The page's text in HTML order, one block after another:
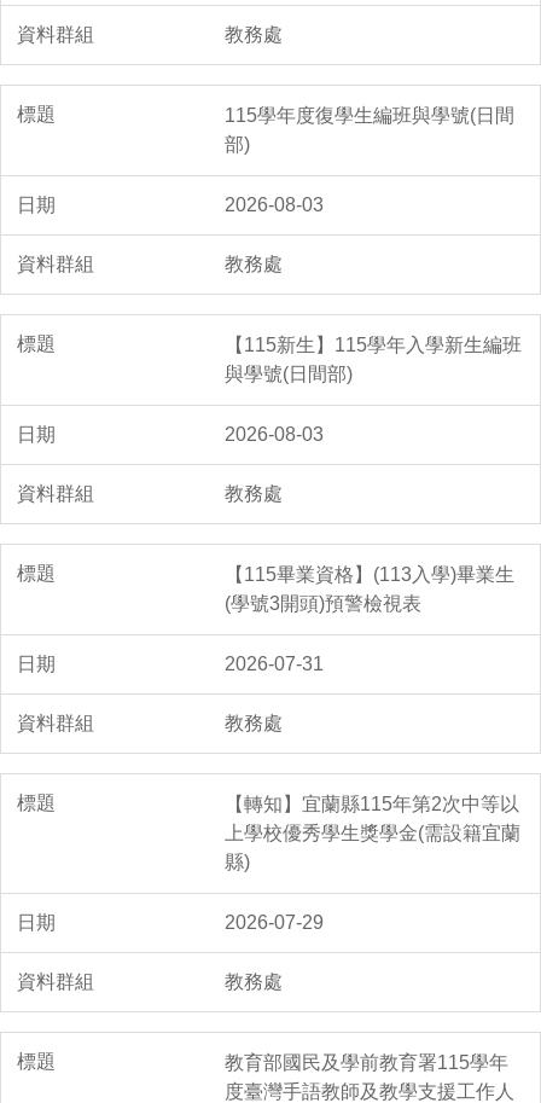
教務處
115學年度復學生編班與學號(日間
部)
2026-08-03
教務處
【115新生】115學年入學新生編班
與學號(日間部)
2026-08-03
教務處
【115畢業資格】(113入學)畢業生
(學號3開頭)預警檢視表
2026-07-31
教務處
【轉知】宜蘭縣115年第2次中等以
上學校優秀學生獎學金(需設籍宜蘭
縣)
2026-07-29
教務處
教育部國民及學前教育署115學年
度臺灣手語教師及教學支援工作人